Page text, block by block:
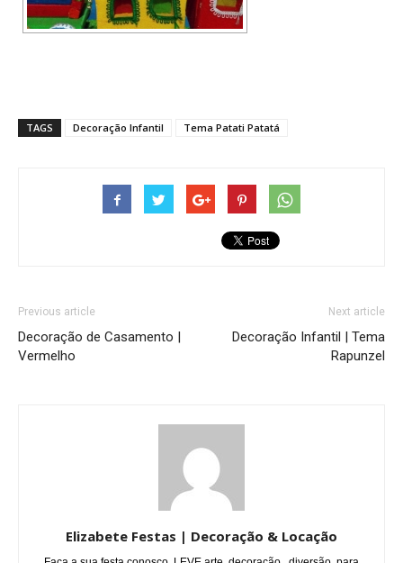
TAGS Decoração Infantil Tema Patati Patatá
Previous article
Decoração de Casamento |
Vermelho
Next article
Decoração Infantil | Tema
Rapunzel
Elizabete Festas | Decoração & Locação